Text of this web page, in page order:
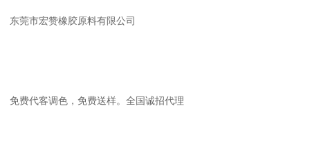
东莞市宏赞橡胶原料有限公司
免费代客调色，免费送样。全国诚招代理